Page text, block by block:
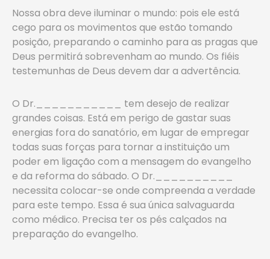
Nossa obra deve iluminar o mundo: pois ele está
cego para os movimentos que estão tomando
posição, preparando o caminho para as pragas que
Deus permitirá sobrevenham ao mundo. Os fiéis
testemunhas de Deus devem dar a advertência.
O Dr.___________ tem desejo de realizar
grandes coisas. Está em perigo de gastar suas
energias fora do sanatório, em lugar de empregar
todas suas forças para tornar a instituição um
poder em ligação com a mensagem do evangelho
e da reforma do sábado. O Dr.__________
necessita colocar-se onde compreenda a verdade
para este tempo. Essa é sua única salvaguarda
como médico. Precisa ter os pés calçados na
preparação do evangelho.